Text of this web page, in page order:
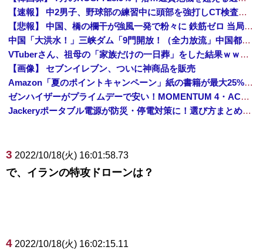
【速報】 中2男子、野球部の練習中に頭部を強打しCT検査→70代医師「問題ないです」→中学生死亡「他人のCT画像みてました」
【悲報】 中国、橋の欄干が強風一発で粉々に 鉄筋ゼロ 当局「接着剤でくっつけただけ」「正常で、品質問題はない」
中国「大洪水！」三峡ダム「9門開放！（全力放流」中国都市「三峡沿線の道路水没」中国政府「高速道路封鎖！」中国ダム「緊急放流に合わせて開門（土砂崩れ発生」→
VTuberさん、祖母の「家族だけの一日葬」をした結果ｗｗｗｗｗｗｗ
【画像】 セブンイレブン、ついに神商品を販売
Amazon「夏のポイントキャンペーン」紙の書籍が最大25%ポイント還元 対象と条件を整理（2026年7月）
ゼンハイザーがプライムデーで安い！MOMENTUM 4・ACCENTUMなど対象モデルまとめ！
Jackeryポータブル電源が防災・停電対策に！選び方まとめ【プライムデー最終日】
3 2022/10/18(火) 16:01:58.73
で、イランの特攻ドローンは？
4 2022/10/18(火) 16:02:15.11